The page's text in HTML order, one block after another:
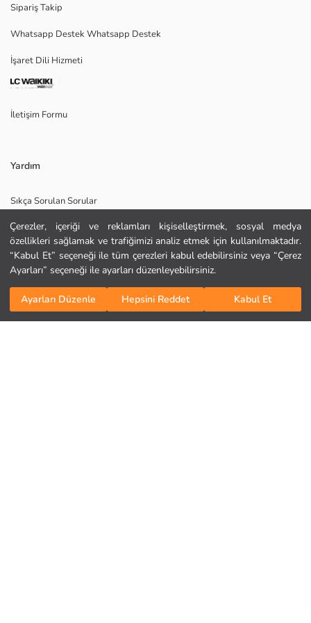
Çerezler, içeriği ve reklamları kişiselleştirmek, sosyal medya
özellikleri sağlamak ve trafiğimizi analiz etmek için kullanılmaktadır.
“Kabul Et” seçeneği ile tüm çerezleri kabul edebilirsiniz veya “Çerez
Ayarları” seçeneği ile ayarları düzenleyebilirsiniz.
Ayarları Düzenle Hepsini Reddet Kabul Et
Sepete Ekle
Ana Kumaş:
Satıcı:
Cinsiyet:
Kalıp:
Bel Fiti:
Kalınlık:
KURU TEMİZLEME YAPILAMAZ
DÜŞÜK SICAKLIKTA ÜTÜLEYİNİZ
AĞARTICI KULLANMAYINIZ
MAKSİMUM 30 °C SICAKLIKTA YIKAYINIZ
Sipariş Takip
Whatsapp Destek Whatsapp Destek
İşaret Dili Hizmeti
İletişim Formu
Yardım
Sıkça Sorulan Sorular
İade
Site Haritası
Bizi Takip Edin